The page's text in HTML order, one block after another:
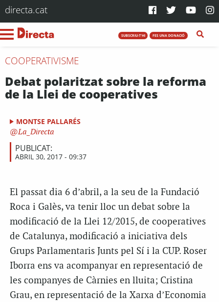
directa.cat
SUBSCRIU-T'HI FES UNA DONACIÓ
COOPERATIVISME
Debat polaritzat sobre la reforma
de la Llei de cooperatives
MONTSE PALLARÉS
La_Directa
PUBLICAT:
ABRIL 30, 2017 - 09:37
El passat dia 6 d’abril, a la seu de la Fundació
Roca i Galès, va tenir lloc un debat sobre la
modificació de la Llei 12/2015, de cooperatives
de Catalunya, modificació a iniciativa dels
Grups Parlamentaris Junts pel Sí i la CUP. Roser
Iborra ens va acompanyar en representació de
les companyes de Càrnies en lluita; Cristina
Grau, en representació de la Xarxa d’Economia